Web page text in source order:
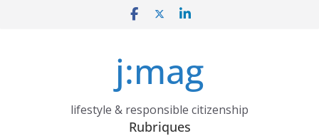
j:mag
lifestyle & responsible citizenship
Rubriques